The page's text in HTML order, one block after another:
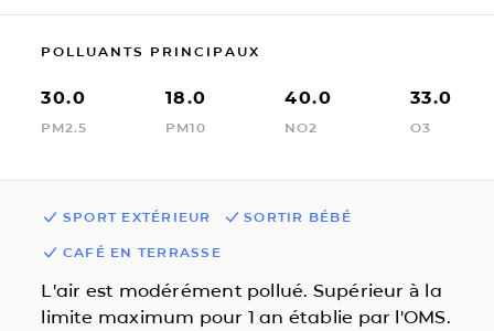
POLLUANTS PRINCIPAUX
30.0
PM2.5
18.0
PM10
40.0
NO2
33.0
O3
SPORT EXTÉRIEUR SORTIR BÉBÉ
CAFÉ EN TERRASSE
L'air est modérément pollué. Supérieur à la
limite maximum pour 1 an établie par l'OMS.